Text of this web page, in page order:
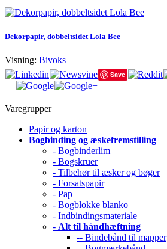
Dekorpapir, dobbeltsidet Lola Bee
Visning: Bivoks
Save
Varegrupper
Papir og karton
Bogbinding og æskefremstilling
- Bogbinderlim
- Bogskruer
- Tilbehør til æsker og bøger
- Forsatspapir
- Pap
- Bogblokke blanko
- Indbindingsmateriale
- Alt til håndhæftning
-- Bindebånd til mapper